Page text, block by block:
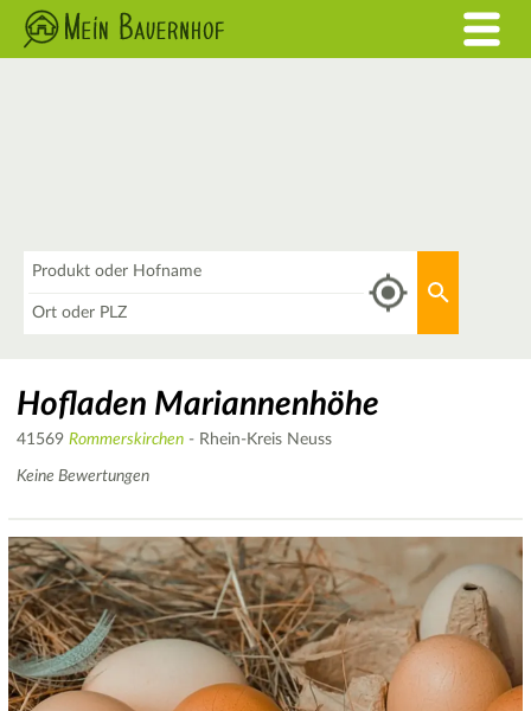
Hofladen Mariannenhöhe
41569 Rommerskirchen - Rhein-Kreis Neuss
Keine Bewertungen